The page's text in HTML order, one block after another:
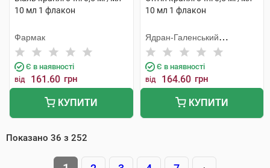
10 мл 1 флакон
Фармак
Є в наявності
від 161.60 грн
КУПИТИ
10 мл 1 флакон
Ядран-Галенський
Лабораторій
Є в наявності
від 164.60 грн
КУПИТИ
Показано 36 з 252